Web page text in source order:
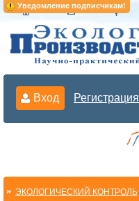
Уведомление подписчикам!
Вход Регистрация
ЭКОЛОГИЧЕСКИЙ КОНТРОЛЬ